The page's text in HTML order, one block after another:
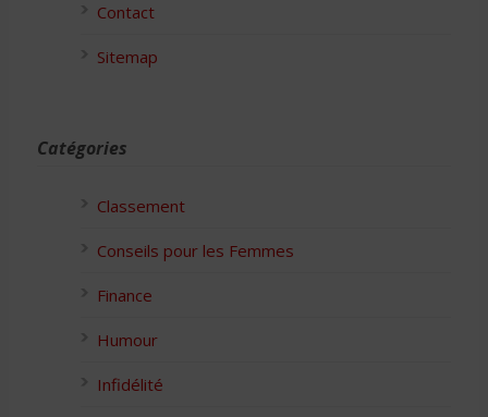
Contact
Sitemap
Catégories
Classement
Conseils pour les Femmes
Finance
Humour
Infidélité